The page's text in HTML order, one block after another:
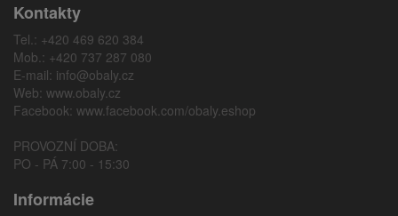
Kontakty
Tel.: +420 469 620 384
Mob.: +420 737 287 080
E-mail: info@obaly.cz
Web: www.obaly.cz
Facebook: www.facebook.com/obaly.eshop
PROVOZNÍ DOBA:
PO - PÁ 7:00 - 15:30
Informácie